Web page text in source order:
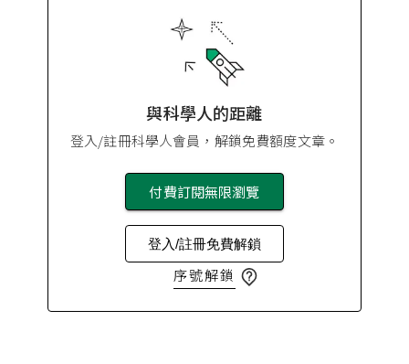
與科學人的距離
登入/註冊科學人會員，解鎖免費額度文章。
付費訂閱無限瀏覽
登入/註冊免費解鎖
序號解鎖